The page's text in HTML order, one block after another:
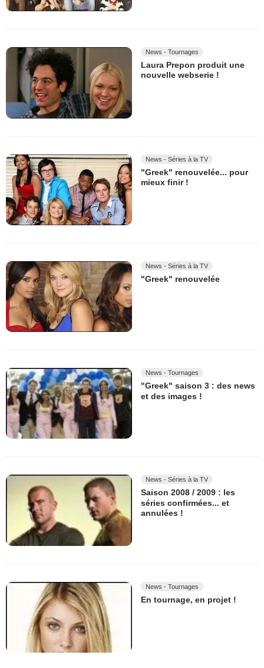
News - Tournages
Laura Prepon produit une
nouvelle webserie !
News - Séries à la TV
"Greek" renouvelée... pour
mieux finir !
News - Séries à la TV
"Greek" renouvelée
News - Tournages
"Greek" saison 3 : des news
et des images !
News - Séries à la TV
Saison 2008 / 2009 : les
séries confirmées... et
annulées !
News - Tournages
En tournage, en projet !